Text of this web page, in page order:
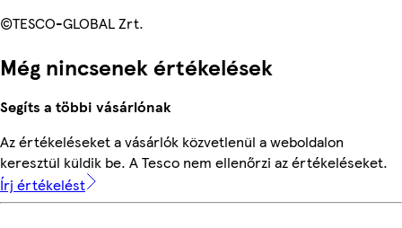
©TESCO-GLOBAL Zrt.
Még nincsenek értékelések
Segíts a többi vásárlónak
Az értékeléseket a vásárlók közvetlenül a weboldalon
keresztül küldik be. A Tesco nem ellenőrzi az értékeléseket.
Írj értékelést